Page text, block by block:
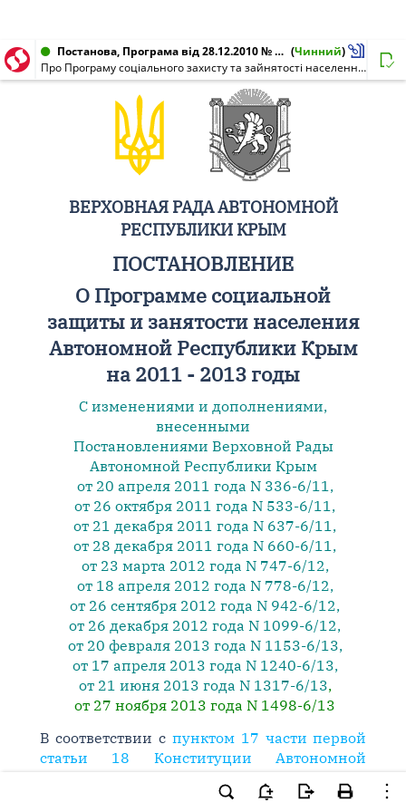
Постанова, Програма від 28.12.2010 № 162-6/10 (Чинний)
Про Програму соціального захисту та зайнятості населення Автономної Республіки Крим на 2011 - 2013 роки
ВЕРХОВНАЯ РАДА АВТОНОМНОЙ
РЕСПУБЛИКИ КРЫМ
ПОСТАНОВЛЕНИЕ
О Программе социальной
защиты и занятости населения
Автономной Республики Крым
на 2011 - 2013 годы
С изменениями и дополнениями,
внесенными
Постановлениями Верховной Рады
Автономной Республики Крым
от 20 апреля 2011 года N 336-6/11,
от 26 октября 2011 года N 533-6/11,
от 21 декабря 2011 года N 637-6/11,
от 28 декабря 2011 года N 660-6/11,
от 23 марта 2012 года N 747-6/12,
от 18 апреля 2012 года N 778-6/12,
от 26 сентября 2012 года N 942-6/12,
от 26 декабря 2012 года N 1099-6/12,
от 20 февраля 2013 года N 1153-6/13,
от 17 апреля 2013 года N 1240-6/13,
от 21 июня 2013 года N 1317-6/13,
от 27 ноября 2013 года N 1498-6/13
В соответствии с пунктом 17 части первой
статьи 18 Конституции Автономной
Автономной Республике Крымзаконов